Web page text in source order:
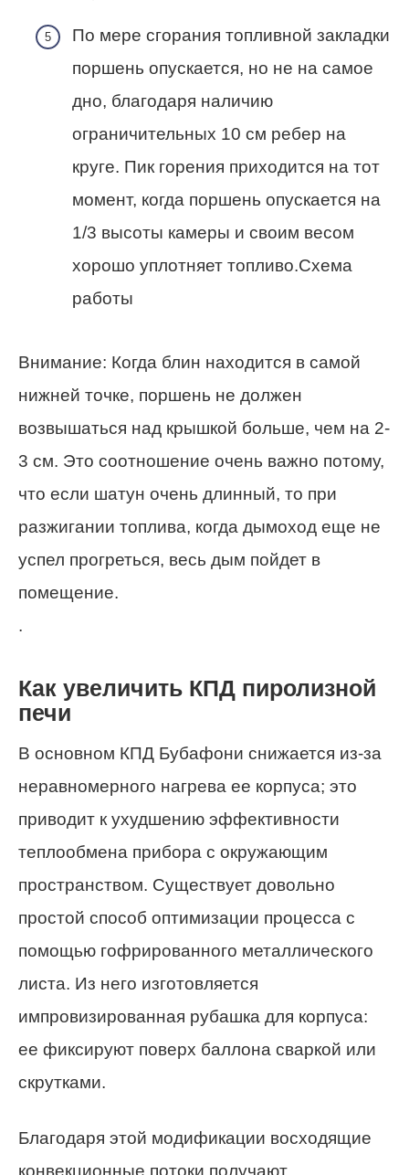
По мере сгорания топливной закладки
поршень опускается, но не на самое
дно, благодаря наличию
ограничительных 10 см ребер на
круге. Пик горения приходится на тот
момент, когда поршень опускается на
1/3 высоты камеры и своим весом
хорошо уплотняет топливо.Схема
работы
Внимание: Когда блин находится в самой
нижней точке, поршень не должен
возвышаться над крышкой больше, чем на 2-
3 см. Это соотношение очень важно потому,
что если шатун очень длинный, то при
разжигании топлива, когда дымоход еще не
успел прогреться, весь дым пойдет в
помещение.
.
Как увеличить КПД пиролизной
печи
В основном КПД Бубафони снижается из-за
неравномерного нагрева ее корпуса; это
приводит к ухудшению эффективности
теплообмена прибора с окружающим
пространством. Существует довольно
простой способ оптимизации процесса с
помощью гофрированного металлического
листа. Из него изготовляется
импровизированная рубашка для корпуса:
ее фиксируют поверх баллона сваркой или
скрутками.
Благодаря этой модификации восходящие
конвекционные потоки получают